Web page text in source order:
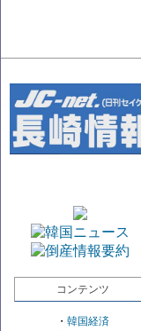
コンテンツ
・ 韓国経済